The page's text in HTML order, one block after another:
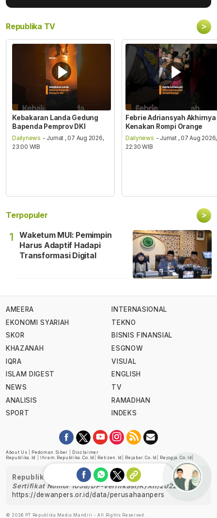
Republika TV >
Kebakaran Landa Gedung
Bapenda Pemprov DKI
Dailynews - Jumat , 07 Aug 2026,
23:00 WIB
Febrie Adriansyah Akhirnya
Kenakan Rompi Orange
Dailynews - Jumat , 07 Aug 2026,
22:30 WIB
Terpopuler >
1
Waketum MUI: Pemimpin
Harus Adaptif Hadapi
Transformasi Digital
AMEERA
EKONOMI SYARIAH
SKOR
KHAZANAH
IQRA
ISLAM DIGEST
NEWS
ANALISIS
SPORT
INTERNASIONAL
TEKNO
BISNIS FINANSIAL
ESGNOW
VISUAL
ENGLISH
TV
RAMADHAN
INDEKS
About Us Pedoman Siber
Disclaimer
Republika.id
Ihram.republika.co.id Retizen.id Rejabar.co.id Rejogja.co.id
Republika telah diverifikasi oleh Dewan Pers
Sertifikat Nomor 1058/DP-Verifikasi/K/XII/2022
https://dewanpers.or.id/data/perusahaanpers
© 2026 PT Republika Media Mandiri - All Rights Reserved.